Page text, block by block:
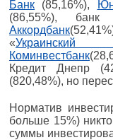
Банк (85,16%),
(86,55%),
Аккордбанк
«
Коминвестбанк
Кредит Днепр
(820,48%), но
Норматив
больше 15%)
суммы